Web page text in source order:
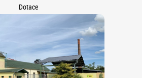
Dotace